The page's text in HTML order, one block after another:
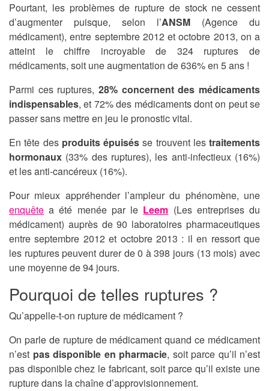
Pourtant, les problèmes de rupture de stock ne cessent
d’augmenter puisque, selon l’ANSM (Agence du
médicament), entre septembre 2012 et octobre 2013, on a
atteint le chiffre incroyable de 324 ruptures de
médicaments, soit une augmentation de 636% en 5 ans !
Parmi ces ruptures, 28% concernent des médicaments
indispensables, et 72% des médicaments dont on peut se
passer sans mettre en jeu le pronostic vital.
En tête des produits épuisés se trouvent les traitements
hormonaux (33% des ruptures), les anti-infectieux (16%)
et les anti-cancéreux (16%).
Pour mieux appréhender l’ampleur du phénomène, une
enquête a été menée par le Leem (Les entreprises du
médicament) auprès de 90 laboratoires pharmaceutiques
entre septembre 2012 et octobre 2013 : il en ressort que
les ruptures peuvent durer de 0 à 398 jours (13 mois) avec
une moyenne de 94 jours.
Pourquoi de telles ruptures ?
Qu’appelle-t-on rupture de médicament ?
On parle de rupture de médicament quand ce médicament
n’est pas disponible en pharmacie, soit parce qu’il n’est
pas disponible chez le fabricant, soit parce qu’il existe une
rupture dans la chaîne d’approvisionnement.